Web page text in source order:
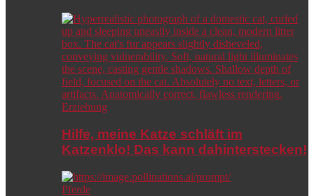
Erziehung
Hilfe, meine Katze schläft im
Katzenklo! Das kann dahinterstecken!
Pferde